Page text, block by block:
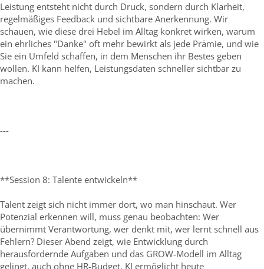
Leistung entsteht nicht durch Druck, sondern durch Klarheit,
regelmäßiges Feedback und sichtbare Anerkennung. Wir
schauen, wie diese drei Hebel im Alltag konkret wirken, warum
ein ehrliches "Danke" oft mehr bewirkt als jede Prämie, und wie
Sie ein Umfeld schaffen, in dem Menschen ihr Bestes geben
wollen. KI kann helfen, Leistungsdaten schneller sichtbar zu
machen.
---
**Session 8: Talente entwickeln**
Talent zeigt sich nicht immer dort, wo man hinschaut. Wer
Potenzial erkennen will, muss genau beobachten: Wer
übernimmt Verantwortung, wer denkt mit, wer lernt schnell aus
Fehlern? Dieser Abend zeigt, wie Entwicklung durch
herausfordernde Aufgaben und das GROW-Modell im Alltag
gelingt, auch ohne HR-Budget. KI ermöglicht heute